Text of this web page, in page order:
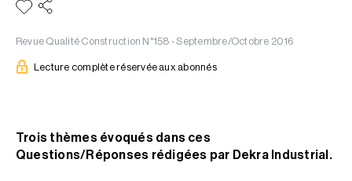
Revue Qualité Construction N°158 - Septembre/Octobre 2016
Lecture complète réservée aux abonnés
Trois thèmes évoqués dans ces
Questions/Réponses rédigées par Dekra Industrial.